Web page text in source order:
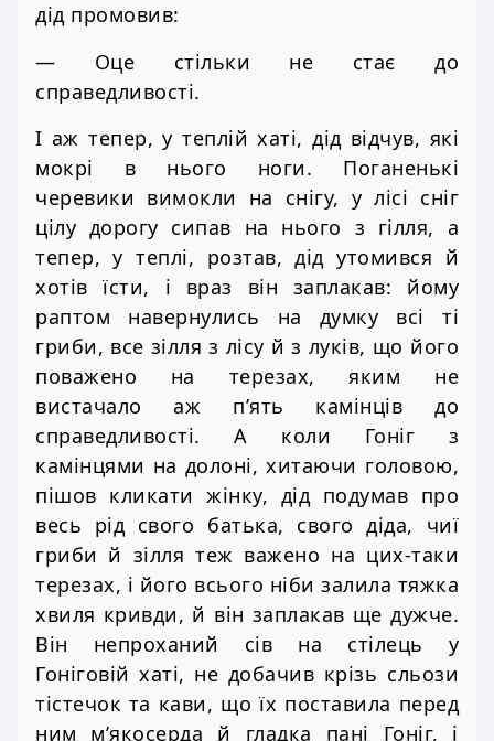
дід промовив:
— Оце стільки не стає до
справедливості.
І аж тепер, у теплій хаті, дід відчув, які
мокрі в нього ноги. Поганенькі
черевики вимокли на снігу, у лісі сніг
цілу дорогу сипав на нього з гілля, а
тепер, у теплі, розтав, дід утомився й
хотів їсти, і враз він заплакав: йому
раптом навернулись на думку всі ті
гриби, все зілля з лісу й з луків, що його
поважено на терезах, яким не
вистачало аж п’ять камінців до
справедливості. А коли Гоніг з
камінцями на долоні, хитаючи головою,
пішов кликати жінку, дід подумав про
весь рід свого батька, свого діда, чиї
гриби й зілля теж важено на цих-таки
терезах, і його всього ніби залила тяжка
хвиля кривди, й він заплакав ще дужче.
Він непроханий сів на стілець у
Гоніговій хаті, не добачив крізь сльози
тістечок та кави, що їх поставила перед
ним м’якосерда й гладка пані Гоніг, і